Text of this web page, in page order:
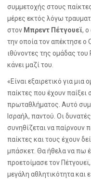
συμμετοχής στους
μέρες εκτός λόγω
στον Μπρεντ Πέτγουεϊ, ο
την οποία τον απέκτησε ο
ιθύνοντες της ομάδας του
κάνει μαζί του.
«Είναι εξαιρετικό για
παίκτες που έχουν παίξει
πρωταθλήματος. Αυτό
Ισραήλ, παντού. Οι
συνηθίζεται να παίρνουν
παίκτες και τους έχουν
μπάσκετ. Θα ήθελα να πω
προετοίμασε τον
μεγάλη αθλητικότητα και